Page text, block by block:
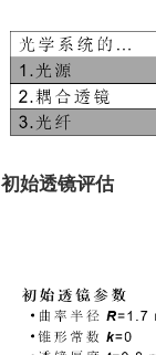
初始透镜评估